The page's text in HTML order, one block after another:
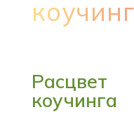
коучинга